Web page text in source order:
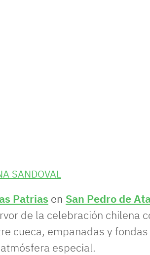
SANDOVAL
Patrias en San Pedro de
de la celebración chilena
cueca, empanadas y
especial.